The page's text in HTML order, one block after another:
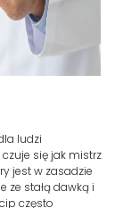
ludzi
się jak mistrz
jest w zasadzie
ze stałą dawką i
często